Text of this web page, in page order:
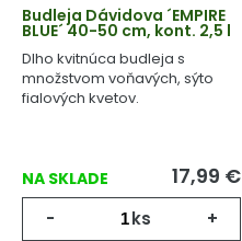
Budleja Dávidova ´EMPIRE
BLUE´ 40-50 cm, kont. 2,5 l
Dlho kvitnúca budleja s
množstvom voňavých, sýto
fialových kvetov.
NA SKLADE 17,99 €
- ks +